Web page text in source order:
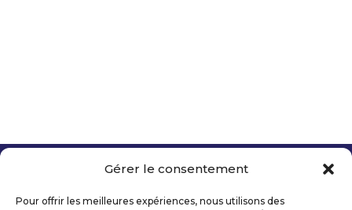
Gérer le consentement
Pour offrir les meilleures expériences, nous utilisons des